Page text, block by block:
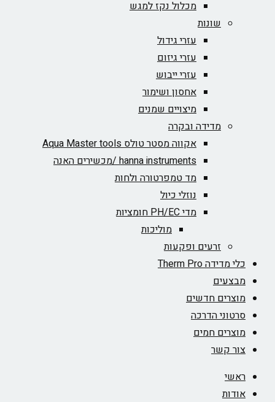
מכלול נקז למגש
שונות
עזרי גידול
עזרי גיזום
עזרי ייבוש
אחסון ושימור
מיצויים שמנים
מדידה ובקרה
אקווה מסטר טולס Aqua Master tools
hanna instruments /מכשירים האנה
מד טמפרטורה ולחות
נוזלי כיול
מדי PH/EC חומציות
מוליכות
זרעים ופקעות
כלי מדידה Therm Pro
מבצעים
מוצרים חדשים
סרטוני הדרכה
מוצרים חמים
צור קשר
ראשי
אודות